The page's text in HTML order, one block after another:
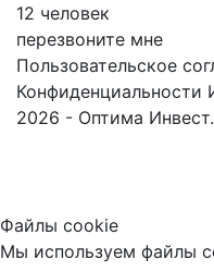
12 человек
перезвоните мне
Пользовательское
Конфиденциальности
2026 - Оптима
Файлы cookie
Мы используем файлы